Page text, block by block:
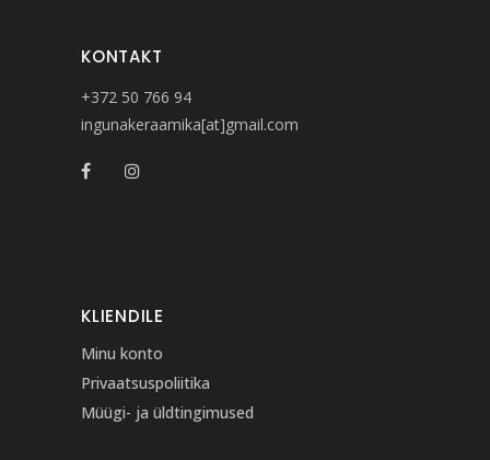
KONTAKT
+372 50 766 94
ingunakeraamika[at]gmail.com
KLIENDILE
Minu konto
Privaatsuspoliitika
Müügi- ja üldtingimused